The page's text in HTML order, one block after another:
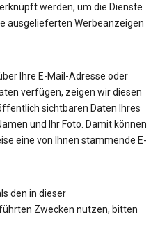
werden, um die Dienste
ausgelieferten Werbeanzeigen
Ihre E-Mail-Adresse oder
verfügen, zeigen wir diesen
sichtbaren Daten Ihres
und Ihr Foto. Damit können
eine von Ihnen stammende E-
den in dieser
Zwecken nutzen, bitten